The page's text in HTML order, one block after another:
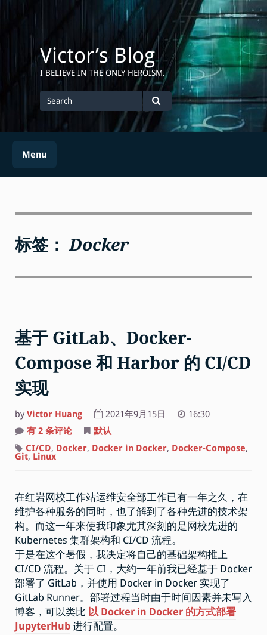
Victor’s Blog
I BELIEVE IN THE ONLY HEROISM.
Search
for
Search
Menu
标签：Docker
基于 GitLab、Docker-
Compose 和 Harbor 的 CI/CD
实现
by Victor Huang 2021年9月15日
16:30
基
GitLab、
Docker-
Compose
CI/CD
实
现
有 2 条评论
默认
CI/CD, Docker, Docker in Docker, Docker-Compose,
Git, Linux
在红岩网校工作站运维安全部工作已有一年之久，在
维护各种服务的同时，也了解到了各种先进的技术架
构。而这一年来使我印象尤其深刻的是网校先进的
Kubernetes 集群架构和 CI/CD 流程。
于是在这个暑假，我决定将自己的基础架构推上
CI/CD 流程。关于 CI，大约一年前我已经基于 Docker
部署了 GitLab，并使用 Docker in Docker 实现了
GitLab Runner。部署过程当时由于时间因素并未写入
博客，可以类比 以 Docker in Docker 的方式部署
JupyterHub 进行配置。